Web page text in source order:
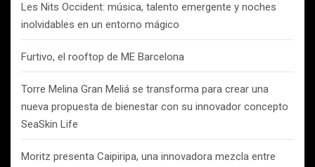
Les Nits Occident: música, talento emergente y noches
inolvidables en un entorno mágico
Furtivo, el rooftop de ME Barcelona
Torre Melina Gran Meliá se transforma para crear una
nueva propuesta de bienestar con su innovador concepto
SeaSkin Life
Moritz presenta Caipiripa, una innovadora mezcla entre